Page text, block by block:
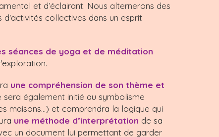
et d’éclairant. Nous alternerons des
d'activités collectives dans un esprit
séances de yoga et de méditation
une compréhension de son thème et
sera également initié au symbolisme
maisons…) et comprendra la logique qui
une méthode d’interprétation de sa
un document lui permettant de garder